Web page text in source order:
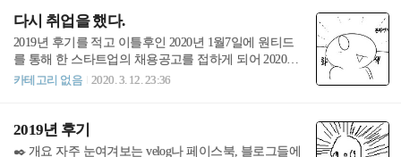
해 싸우는 게임이라고 이해하면 될..
해 더 나은방법이 있을지 고민해본 점에 관한 글입니다.
개념적으로도 그리 복잡하지 않은 방법이고 구현도 그
렇게 어렵지 않기에 프론트엔드 개발자가 아니시더라
도 번역과정을 이해하기위해 한번씩 읽어보셨으면 좋
겠습니다. 그동안 사용했던 일반적인 방법 현재 진행하
()라는 hook(함수)에 한글 텍스트를 넣어 사용자의 언어
설정에 따라 번역된 텍스트를 리턴하는 함수를 사용합
니다. 위의 과정에서 ..
다시 취업을 했다.
2019년 후기를 적고 이틀후인 2020년 1월7일에 원티드
를 통해 한 스타트업의 채용공고를 접하게 되어 2020년
2월3일 부터 첫 사회생활을 시작하게 되었다. 사실 면접
참가했던 부스트 캠프에서 기본적인 지식을 쌓았고, 남
는 기간동안 Express 와 React를 이용해 작은 프로젝트를
카테고리 없음 2020. 3. 12. 23:36
2019년 후기
✒️ 개요 자주 눈여겨보는 velog나 페이스북, 블로그들에